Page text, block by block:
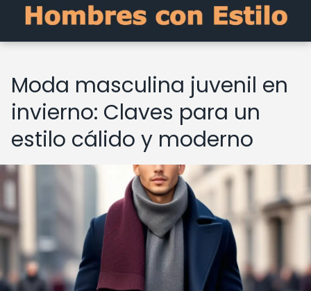
Moda masculina juvenil en
invierno: Claves para un
estilo cálido y moderno